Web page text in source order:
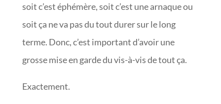
soit c’est éphémère, soit c’est une arnaque ou
soit ça ne va pas du tout durer sur le long
terme. Donc, c’est important d’avoir une
grosse mise en garde du vis-à-vis de tout ça.
Exactement.